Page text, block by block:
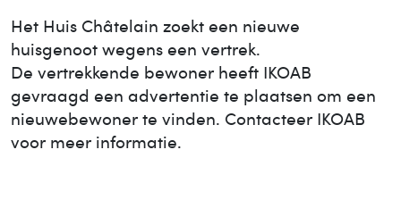
Het Huis Châtelain zoekt een nieuwe
huisgenoot wegens een vertrek.
De vertrekkende bewoner heeft IKOAB
gevraagd een advertentie te plaatsen om een
nieuwebewoner te vinden. Contacteer IKOAB
voor meer informatie.